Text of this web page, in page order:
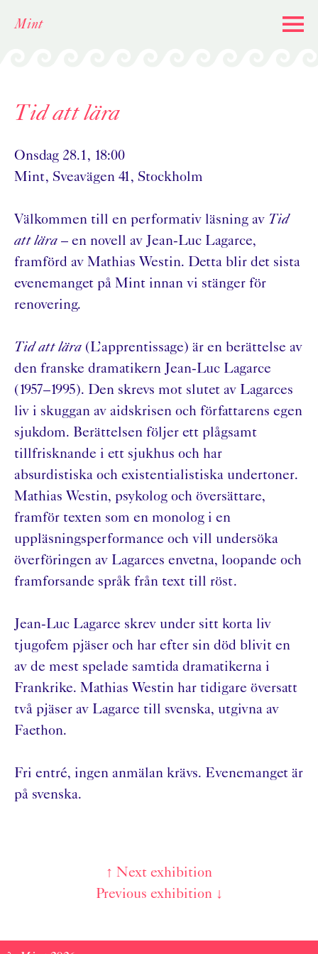
Mint
Tid att lära
Onsdag 28.1, 18:00
Mint, Sveavägen 41, Stockholm
Välkommen till en performativ läsning av Tid
att lära – en novell av Jean-Luc Lagarce,
framförd av Mathias Westin. Detta blir det sista
evenemanget på Mint innan vi stänger för
renovering.
Tid att lära (L’apprentissage) är en berättelse av
den franske dramatikern Jean-Luc Lagarce
(1957–1995). Den skrevs mot slutet av Lagarces
liv i skuggan av aidskrisen och författarens egen
sjukdom. Berättelsen följer ett plågsamt
tillfrisknande i ett sjukhus och har
absurdistiska och existentialistiska undertoner.
Mathias Westin, psykolog och översättare,
framför texten som en monolog i en
uppläsningsperformance och vill undersöka
överföringen av Lagarces envetna, loopande och
framforsande språk från text till röst.
Jean-Luc Lagarce skrev under sitt korta liv
tjugofem pjäser och har efter sin död blivit en
av de mest spelade samtida dramatikerna i
Frankrike. Mathias Westin har tidigare översatt
två pjäser av Lagarce till svenska, utgivna av
Faethon.
Fri entré, ingen anmälan krävs. Evenemanget är
på svenska.
Inläggsnavigering
↑ Next exhibition
Previous exhibition ↓